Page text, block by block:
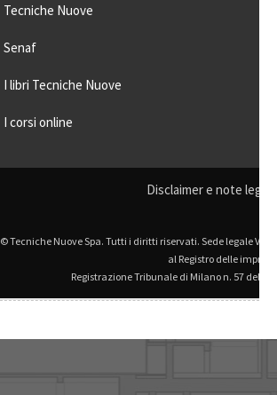
Tecniche Nuove
Senaf
I libri Tecniche Nuove
I corsi online
Disclaimer e note legali
© Tecniche Nuove Spa. Tutti i diritti riservati. Sede legale Via
al Registro delle
Registrazione Tribunale di Milano n. 57 del 7